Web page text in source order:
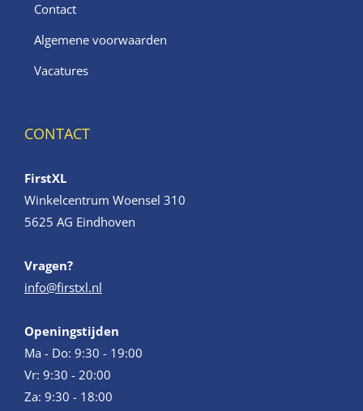
Contact
Algemene voorwaarden
Vacatures
CONTACT
FirstXL
Winkelcentrum Woensel 310
5625 AG Eindhoven
Vragen?
info@firstxl.nl
Openingstijden
Ma - Do: 9:30 - 19:00
Vr: 9:30 - 20:00
Za: 9:30 - 18:00